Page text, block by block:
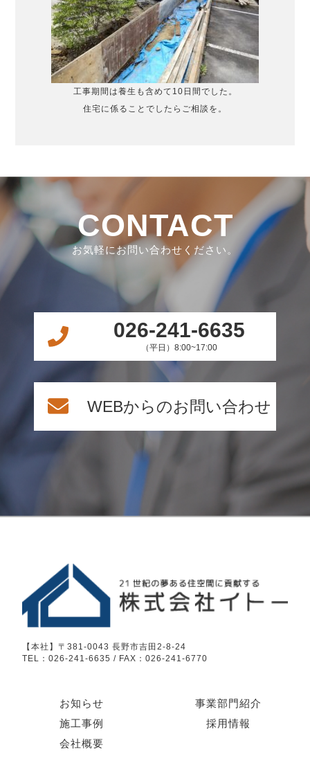
工事期間は養生も含めて10日間でした。
住宅に係ることでしたらご相談を。
CONTACT
お気軽にお問い合わせください。
026-241-6635
（平日）8:00~17:00
WEBからのお問い合わせ
【本社】〒381-0043 長野市吉田2-8-24
TEL：026-241-6635 / FAX：026-241-6770
お知らせ
事業部門紹介
施工事例
採用情報
会社概要